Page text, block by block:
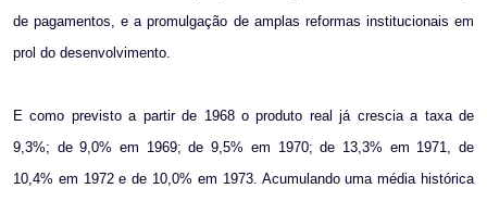
de pagamentos, e a promulgação de amplas reformas institucionais em
prol do desenvolvimento.
E como previsto a partir de 1968 o produto real já crescia a taxa de
9,3%; de 9,0% em 1969; de 9,5% em 1970; de 13,3% em 1971, de
10,4% em 1972 e de 10,0% em 1973. Acumulando uma média histórica